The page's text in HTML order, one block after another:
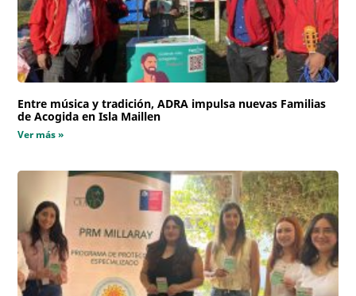
Entre música y tradición, ADRA impulsa nuevas Familias
de Acogida en Isla Maillen
Ver más »